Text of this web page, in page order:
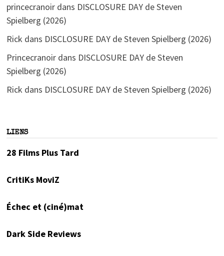
princecranoirdans DISCLOSURE DAY de Steven
Spielberg (2026)
Rick dans DISCLOSURE DAY de Steven Spielberg (2026)
Princecranoirdans DISCLOSURE DAY de Steven
Spielberg (2026)
Rick dans DISCLOSURE DAY de Steven Spielberg (2026)
LIENS
28 Films Plus Tard
CritiKs MoviZ
Échec et (ciné)mat
Dark Side Reviews